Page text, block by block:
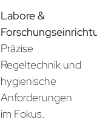
Labore &
Präzise
Regeltechnik und
hygienische
Anforderungen
im Fokus.